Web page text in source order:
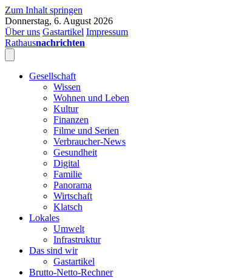
Zum Inhalt springen
Donnerstag, 6. August 2026
Über uns Gastartikel Impressum
Rathausnachrichten
Gesellschaft
Wissen
Wohnen und Leben
Kultur
Finanzen
Filme und Serien
Verbraucher-News
Gesundheit
Digital
Familie
Panorama
Wirtschaft
Klatsch
Lokales
Umwelt
Infrastruktur
Das sind wir
Gastartikel
Brutto-Netto-Rechner